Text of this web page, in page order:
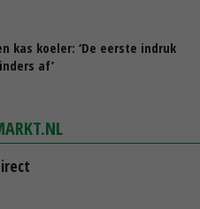
kas koeler: ‘De eerste indruk
af’